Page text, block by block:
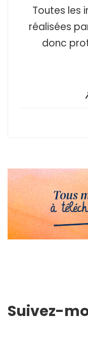
Toutes les
réalisées
donc
Suivez-